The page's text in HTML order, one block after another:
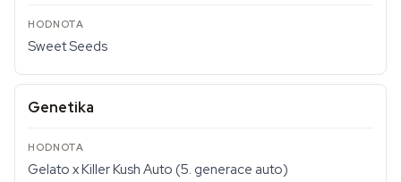
Sweet Seeds
Genetika
Gelato x Killer Kush Auto (5. generace auto)